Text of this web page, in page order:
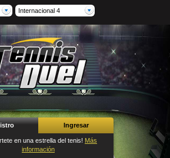
Internacional 4
Ingresar
en una estrella del tenis! Más
información